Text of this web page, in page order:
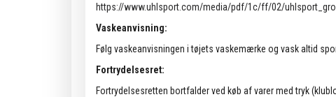
https://www.uhlsport.com/media/pdf/1c/ff/02/
Vaskeanvisning:
Følg vaskeanvisningen i tøjets vaskemærke og vask altid
Fortrydelsesret:
Fortrydelsesretten bortfalder ved køb af varer med tryk